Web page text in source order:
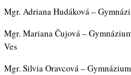
Mgr. Adriana Hudáková –
Mgr. Mariana Čujová –
Ves
Mgr. Silvia Oravcová –